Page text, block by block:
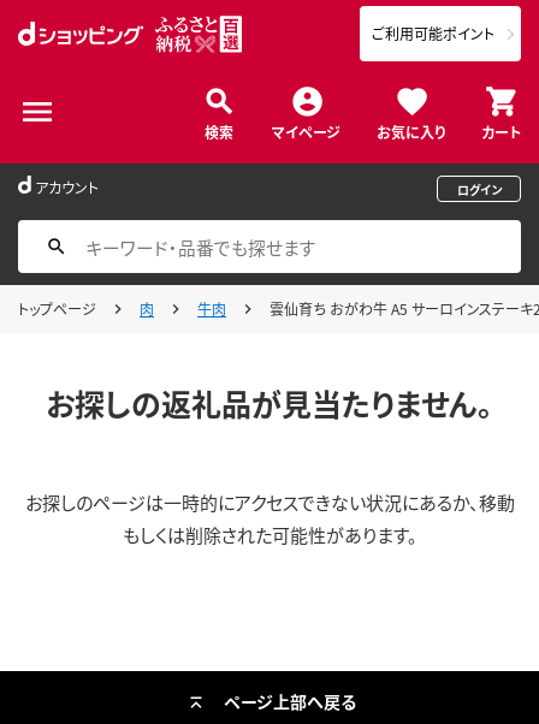
検索 マイページ お気に入り カート
ご利用可能ポイント
アカウント ログイン
トップページ 肉 牛肉 雲仙育ち おがわ牛 A5 サーロインステー
お探しの返礼品が見当たりません。
お探しのページは一時的にアクセスできない状況にあるか、移動
もしくは削除された可能性があります。
ページ上部へ戻る